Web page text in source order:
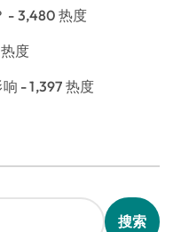
- 3,480 热度
度
- 1,397 热度
搜索